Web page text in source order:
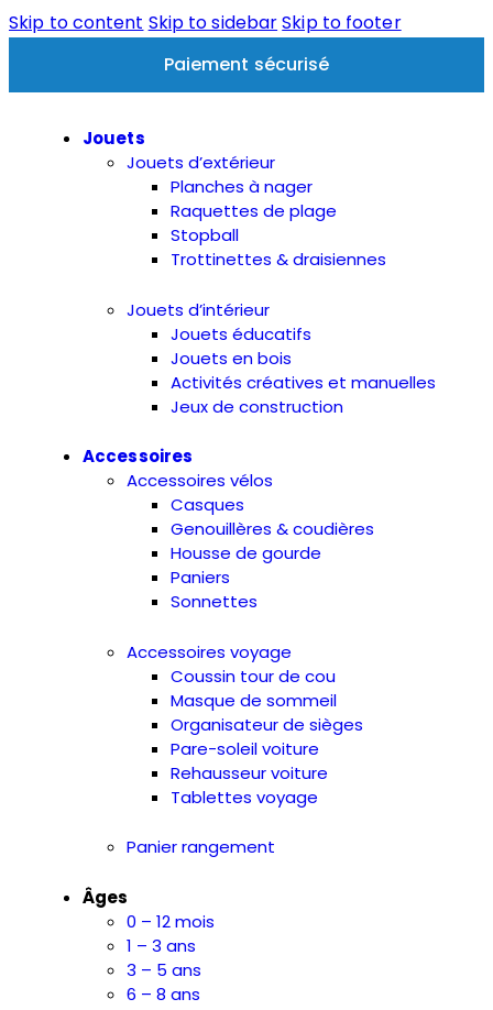
Skip to content Skip to sidebarSkip to footer
Paiement sécurisé
Jouets
Jouets d’extérieur
Planches à nager
Raquettes de plage
Stopball
Trottinettes & draisiennes
Jouets d’intérieur
Jouets éducatifs
Jouets en bois
Activités créatives et manuelles
Jeux de construction
Accessoires
Accessoires vélos
Casques
Genouillères & coudières
Housse de gourde
Paniers
Sonnettes
Accessoires voyage
Coussin tour de cou
Masque de sommeil
Organisateur de sièges
Pare-soleil voiture
Rehausseur voiture
Tablettes voyage
Panier rangement
Âges
0 – 12 mois
1 – 3 ans
3 – 5 ans
6 – 8 ans